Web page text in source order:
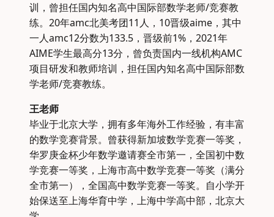
训，曾担任国内知名高中国际部数学老师/竞赛教
练。20年amc北美考团11人，10晋级aime，其中
一人amc12分数为133.5，晋级前1%，2021年
AIME学生最高分13分，曾负责国内一线机构AMC
项目研发和教师培训，担任国内知名高中国际部数
学老师/竞赛教练。
王老师
毕业于北京大学，拥有多年海外工作经验，有丰富
的数学竞赛背景。曾获得新加坡数学竞赛一等奖，
华罗庚金杯少年数学邀请赛全市第一，全国初中数
学竞赛一等奖，上海市高中数学竞赛一等奖（满分
全市第一），全国高中数学竞赛一等奖。自小学开
始保送至上海华育中学，上海中学高中部，北京大